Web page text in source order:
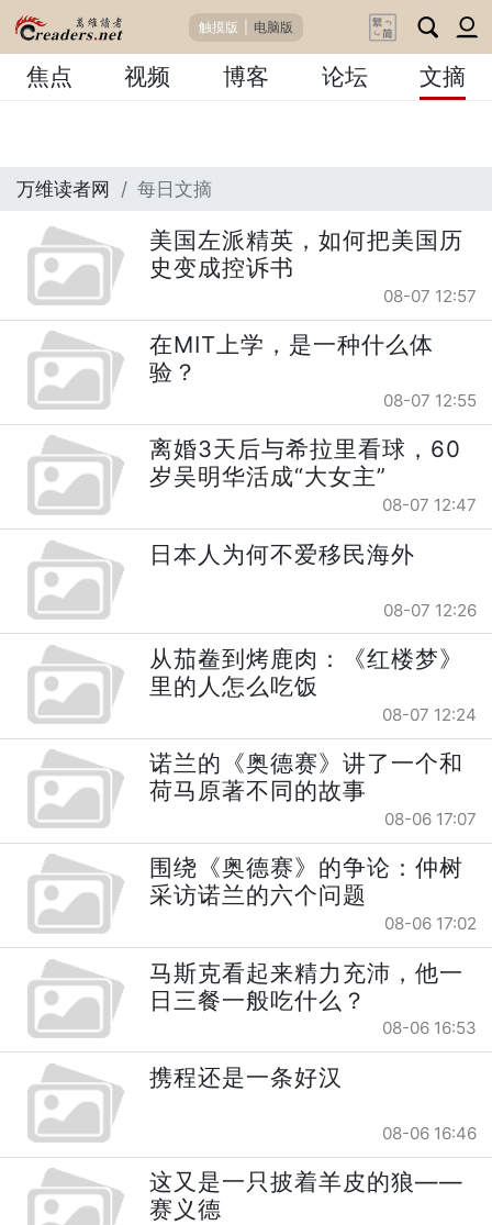
触摸版 电脑版
焦点 视频 博客 论坛 文摘
万维读者网 每日文摘
美国左派精英，如何把美国历
史变成控诉书
08-07 12:57
在MIT上学，是一种什么体
验？
08-07 12:55
离婚3天后与希拉里看球，60
岁吴明华活成“大女主”
08-07 12:47
日本人为何不爱移民海外
08-07 12:26
从茄鲞到烤鹿肉：《红楼梦》
里的人怎么吃饭
08-07 12:24
诺兰的《奥德赛》讲了一个和
荷马原著不同的故事
08-06 17:07
围绕《奥德赛》的争论：仲树
采访诺兰的六个问题
08-06 17:02
马斯克看起来精力充沛，他一
日三餐一般吃什么？
08-06 16:53
携程还是一条好汉
08-06 16:46
这又是一只披着羊皮的狼——
赛义德